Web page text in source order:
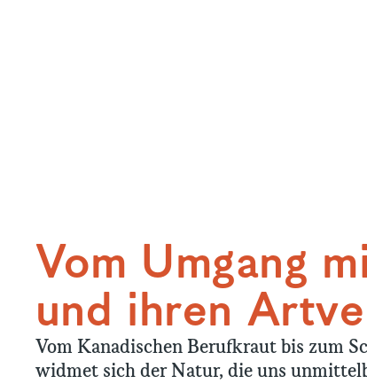
Vom Umgang
und ihren
Vom Kanadischen Berufkraut bis zum
widmet sich der Natur, die uns